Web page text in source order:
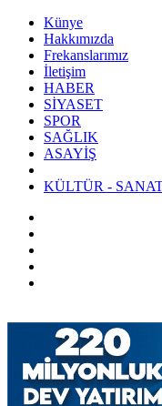
Künye
Hakkımızda
Frekanslarımız
İletişim
HABER
SİYASET
SPOR
SAĞLIK
ASAYİŞ
KÜLTÜR -